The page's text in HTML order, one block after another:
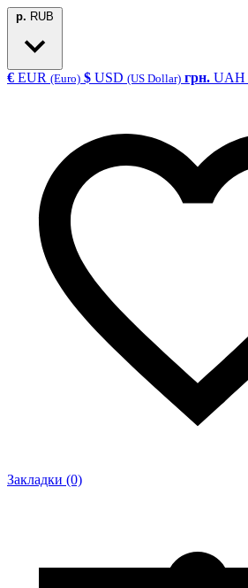
р. RUB
€ EUR (Euro) $ USD (US Dollar) грн. UAH
Закладки (0)